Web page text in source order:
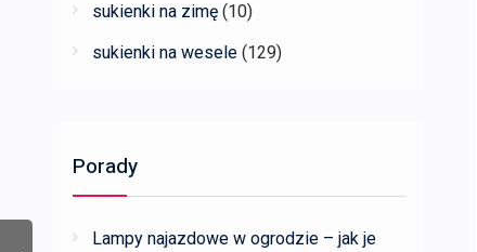
sukienki na zimę (10)
sukienki na wesele (129)
Porady
Lampy najazdowe w ogrodzie – jak je